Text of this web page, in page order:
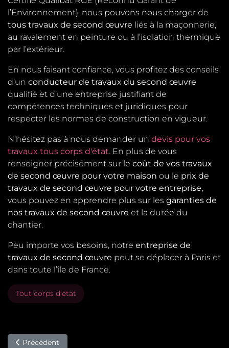
l’Environnement), nous pouvons nous charger de
tous travaux de second œuvre liés à la maçonnerie,
au ravalement en peinture ou à l’isolation thermique
par l’extérieur.
En nous faisant confiance, vous profitez des conseils
d’un conducteur de travaux du second œuvre
qualifié et d’une entreprise justifiant de
compétences techniques et juridiques pour
respecter les normes de construction en vigueur.
N’hésitez pas à nous demander un devis pour vos
travaux tous corps d'état. En plus de vous
renseigner précisément sur le coût de vos travaux
de second œuvre pour votre maison ou le prix de
travaux de second œuvre pour votre entreprise,
vous pouvez en apprendre plus sur les garanties de
nos travaux de second œuvre et la durée du
chantier.
Peu importe vos besoins, notre entreprise de
travaux de second œuvre peut se déplacer à Paris et
dans toute l’île de France.
Tout corps d'état
Article précédent : Renégocier son prêt immobilier pour
Précédent